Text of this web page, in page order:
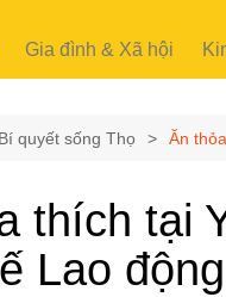
Gia đình & Xã hội
Bí quyết sống Thọ Ăn
thích tại
Lao động